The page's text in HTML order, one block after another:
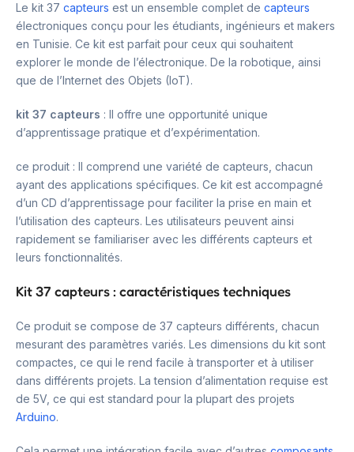
Le kit 37 capteurs est un ensemble complet de capteurs
électroniques conçu pour les étudiants, ingénieurs et makers
en Tunisie. Ce kit est parfait pour ceux qui souhaitent
explorer le monde de l’électronique. De la robotique, ainsi
que de l’Internet des Objets (IoT).
kit 37 capteurs : Il offre une opportunité unique
d’apprentissage pratique et d’expérimentation.
ce produit : Il comprend une variété de capteurs, chacun
ayant des applications spécifiques. Ce kit est accompagné
d’un CD d’apprentissage pour faciliter la prise en main et
l’utilisation des capteurs. Les utilisateurs peuvent ainsi
rapidement se familiariser avec les différents capteurs et
leurs fonctionnalités.
Kit 37 capteurs : caractéristiques techniques
Ce produit se compose de 37 capteurs différents, chacun
mesurant des paramètres variés. Les dimensions du kit sont
compactes, ce qui le rend facile à transporter et à utiliser
dans différents projets. La tension d’alimentation requise est
de 5V, ce qui est standard pour la plupart des projets
Arduino.